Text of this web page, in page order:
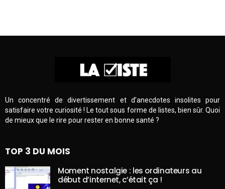
Un concentré de divertissement et d’anecdotes insolites pour
satisfaire votre curiosité ! Le tout sous forme de listes, bien sûr. Quoi
de mieux que le rire pour rester en bonne santé ?
TOP 3 DU MOIS
Moment nostalgie : les ordinateurs au
début d’internet, c’était ça !